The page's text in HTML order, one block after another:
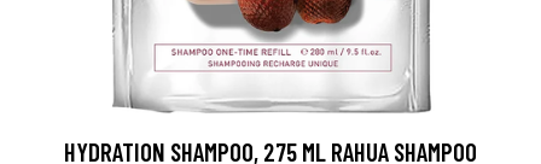
HYDRATION SHAMPOO, 275 ML RAHUA SHAMPOO